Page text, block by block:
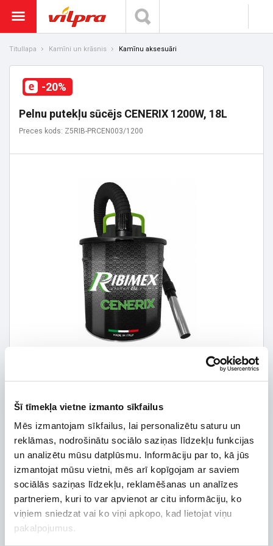
Šī tīmekļa vietne izmanto sīkfailus
Mēs izmantojam sīkfailus, lai personalizētu saturu un
reklāmas, nodrošinātu sociālo saziņas līdzekļu funkcijas
un analizētu mūsu datplūsmu. Informāciju par to, kā jūs
izmantojat mūsu vietni, mēs arī kopīgojam ar saviem
sociālās saziņas līdzekļu, reklamēšanas un analīzes
partneriem, kuri to var apvienot ar citu informāciju, ko
viņiem sniedzat vai ko viņi apkopo, kad lietojat viņu
pakalpojumus.
Titullapa Kamīni un krāsnis Kamīnu aksesuāri
-20%
Pelnu putekļu sūcējs CENERIX 1200W, 18L
Preces kods: Z5RIB-PRCEN003/1200
57,52 € *
71,90 € *Detalizētāku informāciju un cenu meklēt